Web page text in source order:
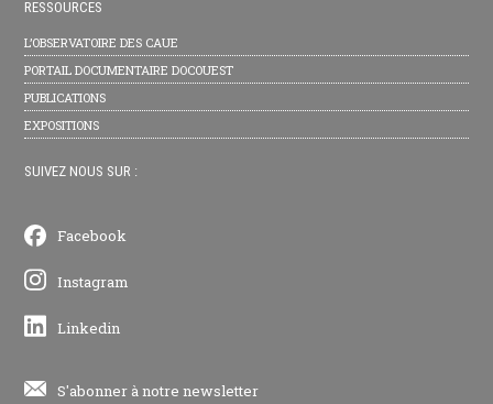
RESSOURCES
L’OBSERVATOIRE DES CAUE
PORTAIL DOCUMENTAIRE DOCOUEST
PUBLICATIONS
EXPOSITIONS
SUIVEZ NOUS SUR :
Facebook
Instagram
Linkedin
S'abonner à notre newsletter